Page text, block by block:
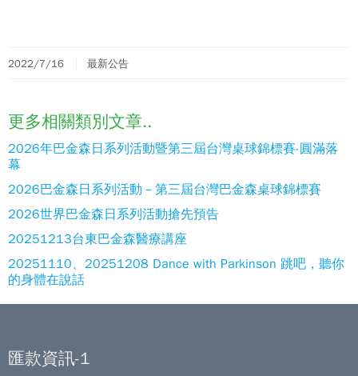
2022/7/16 最新公告
更多相關類別文章..
2026年巴金森日系列活動暨第三屆台灣桌球錦標賽-圓滿落
幕
2026巴金森日系列活動－第三屆台灣巴金森桌球錦標賽
2026世界巴金森日系列活動搶先預告
20251213台東巴金森醫療講座
20251110、20251208 Dance with Parkinson 跳吧，聽你
的身體在說話
匯款資訊-1